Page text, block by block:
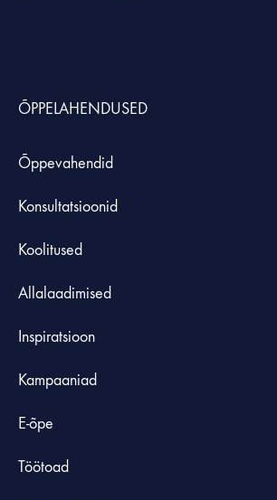
ÕPPELAHENDUSED
Õppevahendid
Konsultatsioonid
Koolitused
Allalaadimised
Inspiratsioon
Kampaaniad
E-õpe
Töötoad